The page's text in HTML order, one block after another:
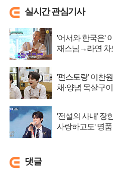
실시간 관심기사
'어서와 한국은'
재스님→라연 차
'편스토랑' 이찬
채·양념 목살구
'전설의 사내' 장
사랑하고도' 명품
댓글